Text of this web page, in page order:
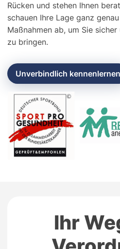
Rücken und stehen Ihnen
schauen Ihre Lage ganz
Maßnahmen ab, um Sie
zu bringen.
Unverbindlich kennenlernen
Ihr